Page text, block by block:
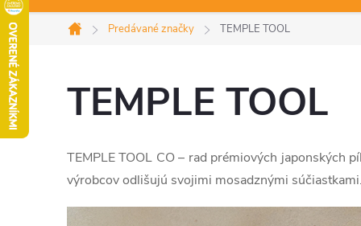
Domov
Predávané značky TEMPLE TOOL
TEMPLE TOOL
TEMPLE TOOL CO – rad prémiových japonských
výrobcov odlišujú svojimi mosadznými